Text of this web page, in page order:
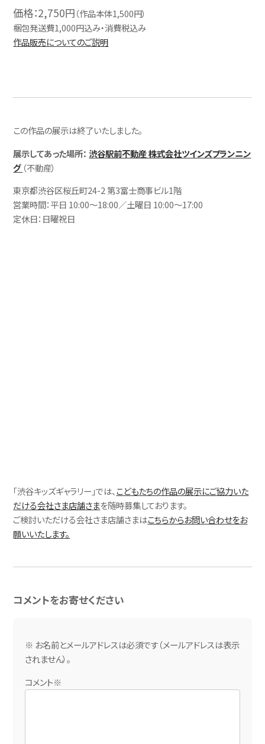
価格：2,750円（作品本体1,500円）
梱包発送費1,000円込み・消費税込み
作品販売についてのご説明
この作品の展示は終了いたしました。
展示してあった場所：渋谷駅前不動産 株式会社ツインズプランニン
グ （不動産）
東京都渋谷区桜丘町24-2 第3富士商事ビル1階
営業時間：平日 10:00～18:00／土曜日 10:00～17:00
定休日：日曜祝日
「渋谷キッズギャラリー」では、こどもたちの作品の展示にご協力いた
だける会社さま店舗さまを随時募集しております。
ご検討いただける会社さま店舗さまはこちらからお問い合わせをお
願いいたします。
コメントをお寄せください
※ お名前とメールアドレスは必須です（メールアドレスは表示
されません）。
コメント※